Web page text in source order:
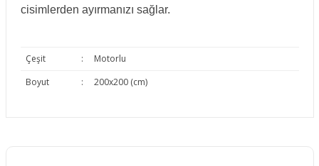
cisimlerden ayırmanızı sağlar.
Çeşit :
Motorlu
Boyut
: 200x200 (cm)